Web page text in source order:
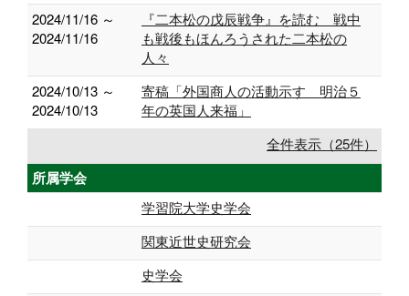
2024/11/16 ～
2024/11/16
『二本松の戊辰戦争』を読む 戦中
も戦後もほんろうされた二本松の
人々
2024/10/13 ～
2024/10/13
寄稿「外国商人の活動示す 明治５
年の英国人来福」
全件表示（25件）
所属学会
学習院大学史学会
関東近世史研究会
史学会